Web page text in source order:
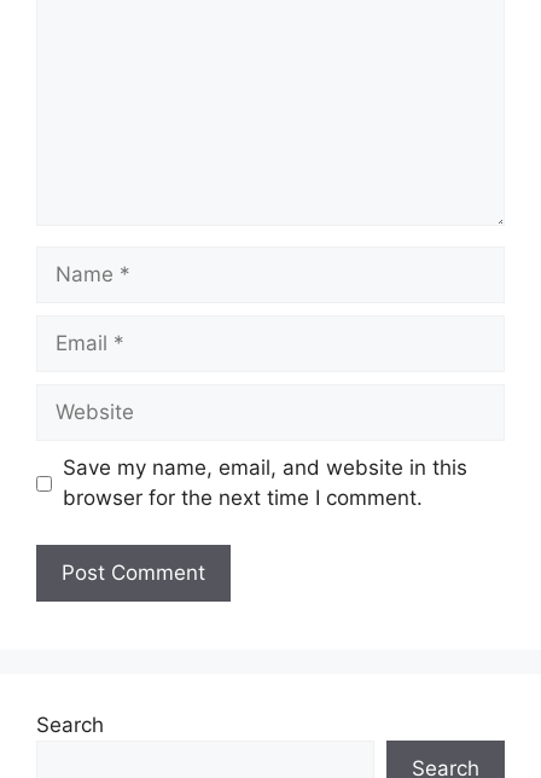
Name
Email
Website
Save my name, email, and website in this
browser for the next time I comment.
Search
Search